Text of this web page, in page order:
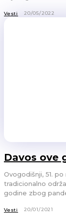
Vesti 20/05/2022
Davos ove
Ovogodišnji, 51.
tradicionalno
godine zbog
Vesti 20/01/2021